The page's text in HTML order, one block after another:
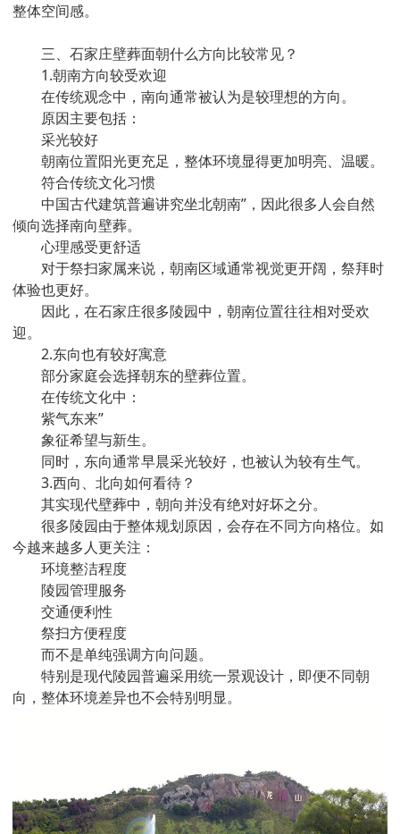
整体空间感。
三、石家庄壁葬面朝什么方向比较常见？
1.朝南方向较受欢迎
在传统观念中，南向通常被认为是较理想的方向。
原因主要包括：
采光较好
朝南位置阳光更充足，整体环境显得更加明亮、温暖。
符合传统文化习惯
中国古代建筑普遍讲究坐北朝南”，因此很多人会自然
倾向选择南向壁葬。
心理感受更舒适
对于祭扫家属来说，朝南区域通常视觉更开阔，祭拜时
体验也更好。
因此，在石家庄很多陵园中，朝南位置往往相对受欢
迎。
2.东向也有较好寓意
部分家庭会选择朝东的壁葬位置。
在传统文化中：
紫气东来”
象征希望与新生。
同时，东向通常早晨采光较好，也被认为较有生气。
3.西向、北向如何看待？
其实现代壁葬中，朝向并没有绝对好坏之分。
很多陵园由于整体规划原因，会存在不同方向格位。如
今越来越多人更关注：
环境整洁程度
陵园管理服务
交通便利性
祭扫方便程度
而不是单纯强调方向问题。
特别是现代陵园普遍采用统一景观设计，即便不同朝
向，整体环境差异也不会特别明显。